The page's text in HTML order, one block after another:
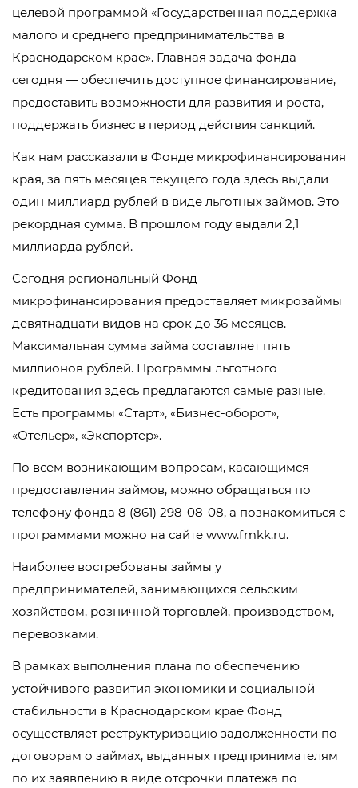
целевой программой «Государственная поддержка
малого и среднего предпринимательства в
Краснодарском крае». Главная задача фонда
сегодня — обеспечить доступное финансирование,
предоставить возможности для развития и роста,
поддержать бизнес в период действия санкций.
Как нам рассказали в Фонде микрофинансирования
края, за пять месяцев текущего года здесь выдали
один миллиард рублей в виде льготных займов. Это
рекордная сумма. В прошлом году выдали 2,1
миллиарда рублей.
Сегодня региональный Фонд
микрофинансирования предоставляет микрозаймы
девятнадцати видов на срок до 36 месяцев.
Максимальная сумма займа составляет пять
миллионов рублей. Программы льготного
кредитования здесь предлагаются самые разные.
Есть программы «Старт», «Бизнес-оборот»,
«Отельер», «Экспортер».
По всем возникающим вопросам, касающимся
предоставления займов, можно обращаться по
телефону фонда 8 (861) 298-08-08, а познакомиться с
программами можно на сайте www.fmkk.ru.
Наиболее востребованы займы у
предпринимателей, занимающихся сельским
хозяйством, розничной торговлей, производством,
перевозками.
В рамках выполнения плана по обеспечению
устойчивого развития экономики и социальной
стабильности в Краснодарском крае Фонд
осуществляет реструктуризацию задолженности по
договорам о займах, выданных предпринимателям
по их заявлению в виде отсрочки платежа по